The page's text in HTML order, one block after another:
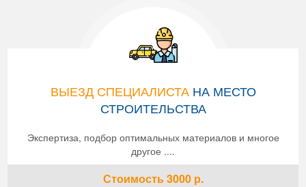
ВЫЕЗД СПЕЦИАЛИСТАНА МЕСТО
СТРОИТЕЛЬСТВА
Экспертиза, подбор оптимальных материалов и многое
другое ....
Стоимость3000р.